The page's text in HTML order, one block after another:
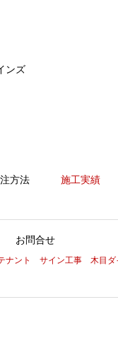
方法 施工実績
お問合せ
ナント サイン工事 木目ダ